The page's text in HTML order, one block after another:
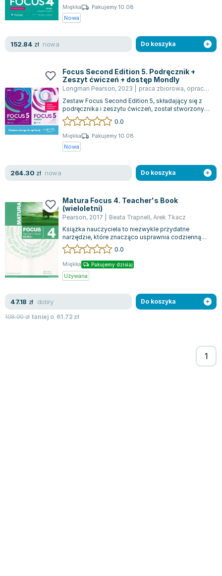
Miękka
Pakujemy 10.08
Nowa
152.84 zł nowa Do koszyka
Focus Second Edition 5. Podręcznik +
Zeszyt ćwiczeń + dostęp Mondly
Longman Pearson, 2023 praca zbiorowa, opracowanie zbiorowe
Zestaw Focus Second Edition 5, składający się z
podręcznika i zeszytu ćwiczeń, został stworzony
specjalnie dla uczniów liceów i te...
0.0
Miękka
Pakujemy 10.08
Nowa
264.30 zł nowa Do koszyka
Matura Focus 4. Teacher's Book
(wieloletni)
Pearson, 2017 Beata Trapnell, Arek Tkacz
Książka nauczyciela to niezwykle przydatne
narzędzie, które znacząco usprawnia codzienną
pracę. Nauczyciele mogą mieć szybki dostę...
0.0
Miękka Pakujemy dzisiaj
Używana
47.18 zł dobry
108.90zł taniej o 61.72 zł
Do koszyka